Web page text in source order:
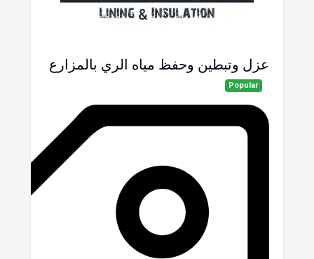
عزل وتبطين وحفظ مياه الري بالمزارع
Popular